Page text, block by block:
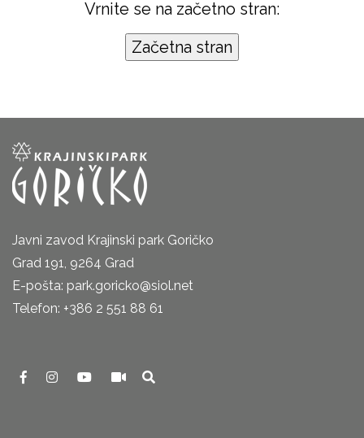
Vrnite se na začetno stran:
Javni zavod Krajinski park Goričko
Grad 191, 9264 Grad
E-pošta: park.goricko@siol.net
Telefon: +386 2 551 88 61